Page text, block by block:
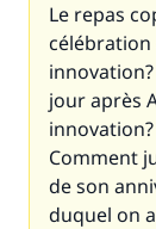
Le repas
jour après
innovation?
Comment
de son
duquel on